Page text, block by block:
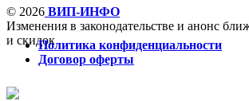
© 2026 ВИП-ИНФО
Изменения в законодательстве и анонс
и скидокПолитика конфиденциальности
Договор оферты